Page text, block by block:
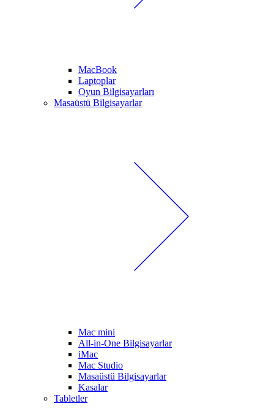
MacBook
Laptoplar
Oyun Bilgisayarları
Masaüstü Bilgisayarlar
Mac mini
All-in-One Bilgisayarlar
iMac
Mac Studio
Masaüstü Bilgisayarlar
Kasalar
Tabletler